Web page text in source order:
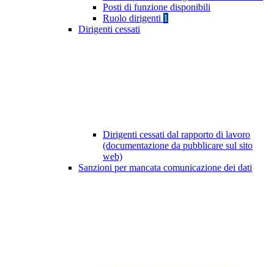
Posti di funzione disponibili
Ruolo dirigenti 1
Dirigenti cessati
Dirigenti cessati dal rapporto di lavoro
(documentazione da pubblicare sul sito
web)
Sanzioni per mancata comunicazione dei dati